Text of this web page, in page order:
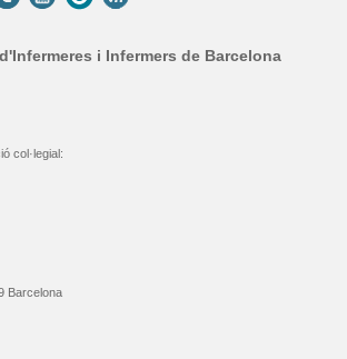
i Infermers de Barcelona
col·legial:
Barcelona